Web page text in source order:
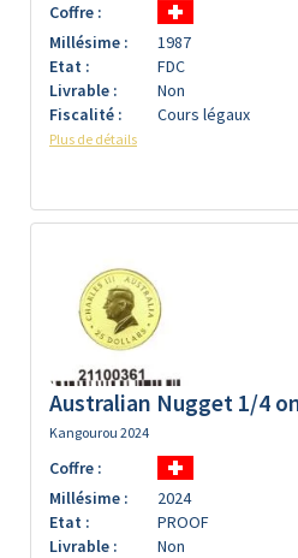
Coffre :
Millésime :
1987
Etat :
FDC
Livrable :
Non
Fiscalité :
Cours légaux
Plus de détails
Australian Nugget 1/4
Kangourou 2024
Coffre :
Millésime :
2024
Etat :
PROOF
Livrable :
Non